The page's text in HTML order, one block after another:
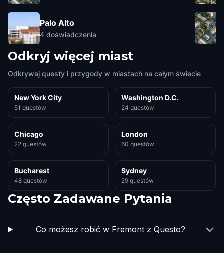
Palo Alto
4 doświadczenia
Odkryj więcej miast
Odkrywaj questy i przygody w miastach na całym świecie
New York City
51 questów
Washington D.C.
24 questów
Chicago
22 questów
London
60 questów
Bucharest
48 questów
Sydney
29 questów
Często Zadawane Pytania
Co możesz robić w Fremont z Questo?